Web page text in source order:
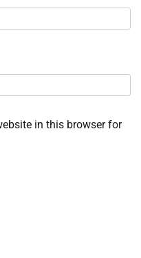
in this browser for